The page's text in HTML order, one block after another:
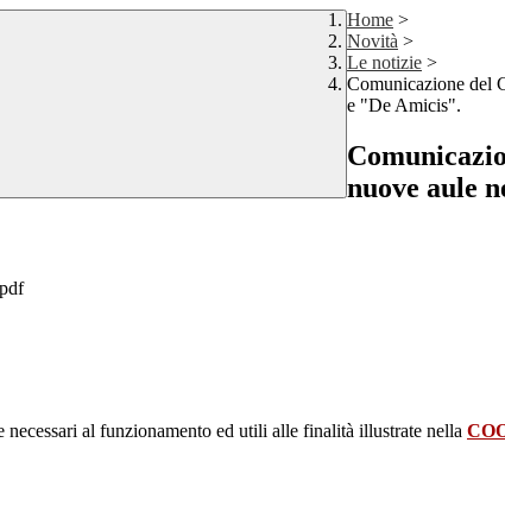
Home >
Novità >
Le notizie >
Comunicazione del
e "De Amicis".
nuove aule
al funzionamento ed utili alle finalità illustrate nella